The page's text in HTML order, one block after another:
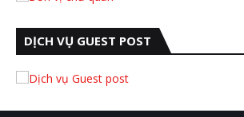
DỊCH VỤ GUEST POST